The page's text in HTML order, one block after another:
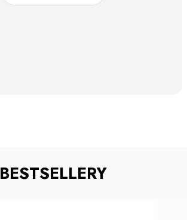
BESTSELLERY